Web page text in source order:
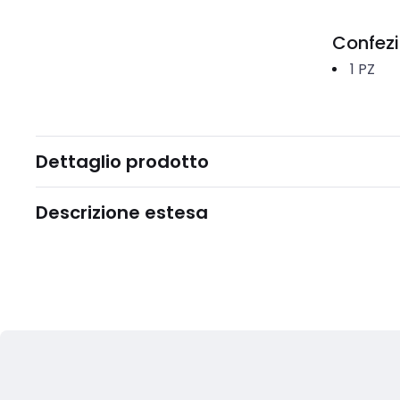
1 PZ
Dettaglio prodotto
Descrizione estesa